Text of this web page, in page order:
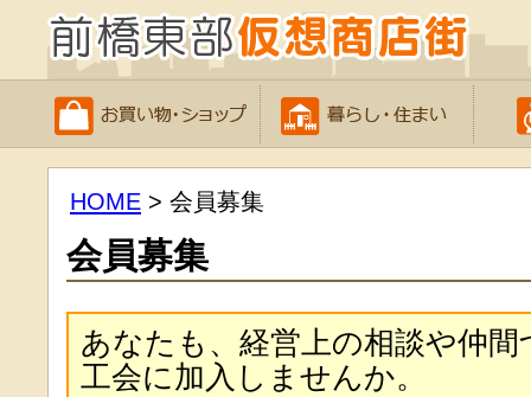
HOME > 会員募集
会員募集
あなたも、経営上の相談や仲
工会に加入しませんか。